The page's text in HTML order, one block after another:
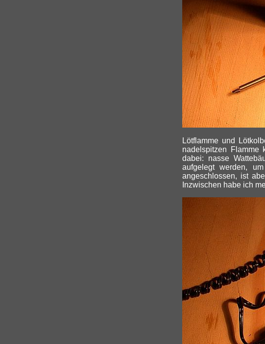
Lötflamme und
nadelspitzen Flamme
dabei: nasse
aufgelegt werden,
angeschlossen, ist
Inzwischen habe ich